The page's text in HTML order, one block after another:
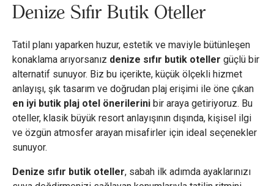
Denize Sıfır Butik Oteller
Tatil planı yaparken huzur, estetik ve maviyle bütünleşen
konaklama arıyorsanız denize sıfır butik oteller güçlü bir
alternatif sunuyor. Biz bu içerikte, küçük ölçekli hizmet
anlayışı, şık tasarım ve doğrudan plaj erişimi ile öne çıkan
en iyi butik plaj otel önerilerini bir araya getiriyoruz. Bu
oteller, klasik büyük resort anlayışının dışında, kişisel ilgi
ve özgün atmosfer arayan misafirler için ideal seçenekler
sunuyor.
Denize sıfır butik oteller, sabah ilk adımda ayaklarınızı